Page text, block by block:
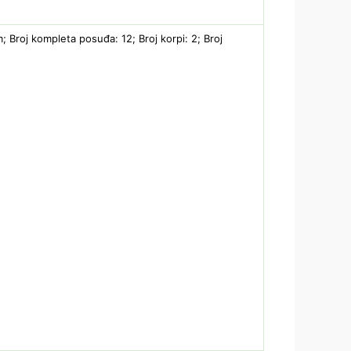
Broj kompleta posuđa: 12; Broj korpi: 2; Broj